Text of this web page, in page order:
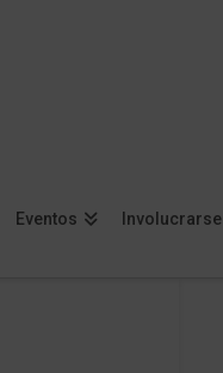
Eventos Involucrarse